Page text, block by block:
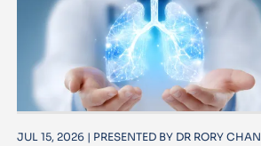
JUL 15, 2026 | PRESENTED BY DR RORY CHAN